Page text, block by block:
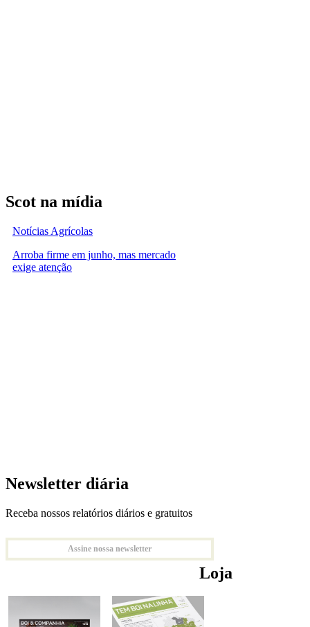
Scot na mídia
Notícias Agrícolas
Arroba firme em junho, mas mercado
exige atenção
Newsletter diária
Receba nossos relatórios diários e gratuitos
Assine nossa newsletter
Loja